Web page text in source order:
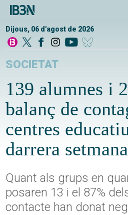
Dijous, 06 d'agost de 2026
SOCIETAT
139 alumnes i
balanç de
centres
darrera setmana
Quant als grups en
posaren 13 i el 87%
contacte han donat